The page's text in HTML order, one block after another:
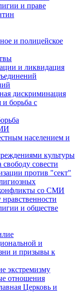
и праве
и полицейское
и ликвидация
дискриминация
борьба с
населением и
культуры
совести
против "сект"
со СМИ
и обществе
и
и призывы к
экстремизму
отношения
Церковь и